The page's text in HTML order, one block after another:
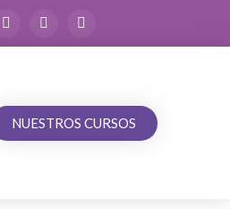
NUESTROS CURSOS